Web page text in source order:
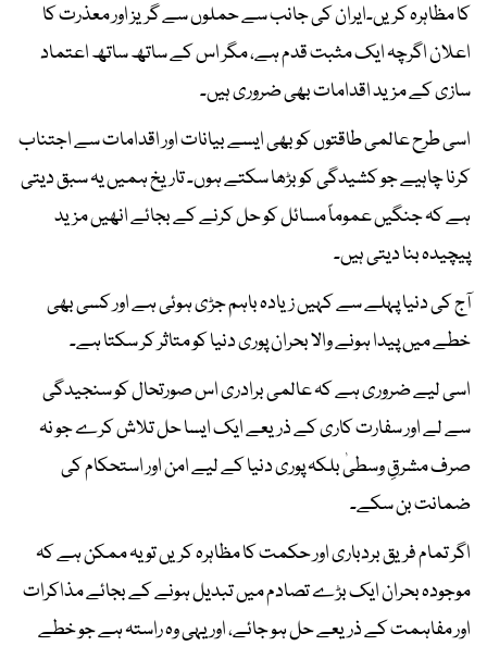
کا مظاہرہ کریں۔ایران کی جانب سے حملوں سے گریز اور معذرت کا
اعلان اگرچہ ایک مثبت قدم ہے، مگر اس کے ساتھ ساتھ اعتماد
سازی کے مزید اقدامات بھی ضروری ہیں۔
اسی طرح عالمی طاقتوں کو بھی ایسے بیانات اور اقدامات سے اجتناب
کرنا چاہیے جو کشیدگی کو بڑھا سکتے ہوں۔ تاریخ ہمیں یہ سبق دیتی
ہے کہ جنگیں عموماً مسائل کو حل کرنے کے بجائے انھیں مزید
پیچیدہ بنا دیتی ہیں۔
آج کی دنیا پہلے سے کہیں زیادہ باہم جڑی ہوئی ہے اور کسی بھی
خطے میں پیدا ہونے والا بحران پوری دنیا کو متاثر کر سکتا ہے۔
اسی لیے ضروری ہے کہ عالمی برادری اس صورتحال کو سنجیدگی
سے لے اور سفارت کاری کے ذریعے ایک ایسا حل تلاش کرے جو نہ
صرف مشرقِ وسطیٰ بلکہ پوری دنیا کے لیے امن اور استحکام کی
ضمانت بن سکے۔
اگر تمام فریق بردباری اور حکمت کا مظاہرہ کریں تو یہ ممکن ہے کہ
موجودہ بحران ایک بڑے تصادم میں تبدیل ہونے کے بجائے مذاکرات
اور مفاہمت کے ذریعے حل ہو جائے، اور یہی وہ راستہ ہے جو خطے